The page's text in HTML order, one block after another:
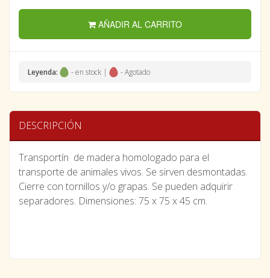
AÑADIR AL CARRITO
Leyenda: - en stock | - Agotado
DESCRIPCIÓN
Transportín de madera homologado para el
transporte de animales vivos. Se sirven desmontadas.
Cierre con tornillos y/o grapas. Se pueden adquirir
separadores. Dimensiones: 75 x 75 x 45 cm.